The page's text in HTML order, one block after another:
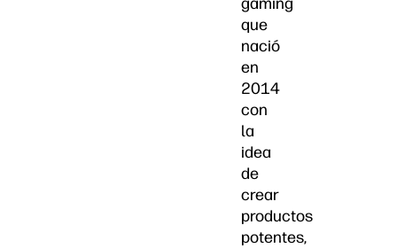
que
nació
en
2014
con
la
idea
de
crear
productos
potentes,